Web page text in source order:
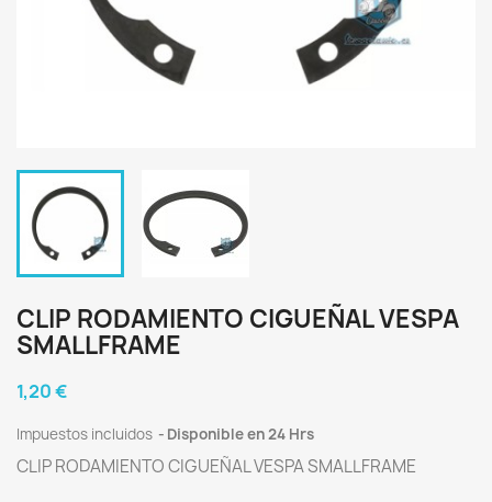
CLIP RODAMIENTO CIGUEÑAL VESPA
SMALLFRAME
1,20 €
Impuestos incluidos Disponible en 24 Hrs
CLIP RODAMIENTO CIGUEÑAL VESPA SMALLFRAME